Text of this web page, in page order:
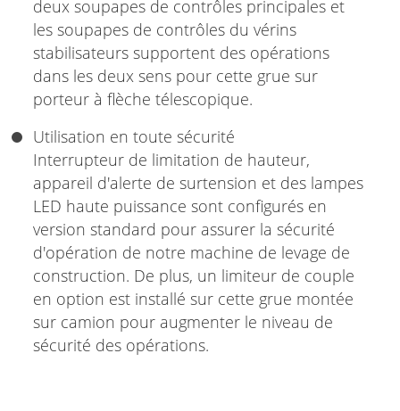
deux soupapes de contrôles principales et
les soupapes de contrôles du vérins
stabilisateurs supportent des opérations
dans les deux sens pour cette grue sur
porteur à flèche télescopique.
Utilisation en toute sécurité
Interrupteur de limitation de hauteur,
appareil d'alerte de surtension et des lampes
LED haute puissance sont configurés en
version standard pour assurer la sécurité
d'opération de notre machine de levage de
construction. De plus, un limiteur de couple
en option est installé sur cette grue montée
sur camion pour augmenter le niveau de
sécurité des opérations.